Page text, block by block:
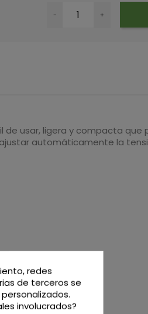
- +
de usar, ligera y compacta
automáticamente la
redes
de terceros se
involucrados?